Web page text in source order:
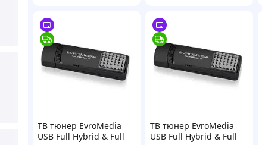
ТВ тюнер EvroMedia
USB Full Hybrid & Full
ТВ тюнер EvroMedia
USB Full Hybrid & Full